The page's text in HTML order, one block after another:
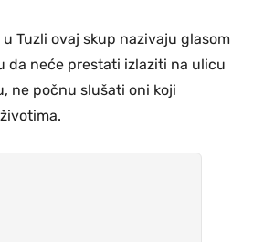
Tuzli ovaj skup nazivaju glasom
da neće prestati izlaziti na ulicu
ne počnu slušati oni koji